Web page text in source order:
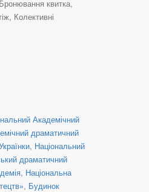
квитка,
Колективні
Академічний
драматичний
, Національний
драматичний
, Національна
, Будинок